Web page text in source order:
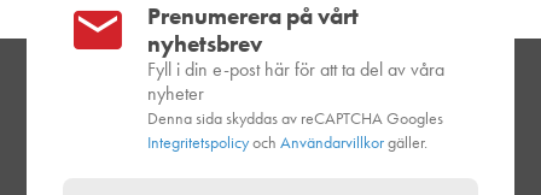
Prenumerera på vårt
nyhetsbrev
Fyll i din e-post här för att ta del av våra
nyheter
Denna sida skyddas av reCAPTCHA Googles
IntegritetspolicyochAnvändarvillkorgäller.